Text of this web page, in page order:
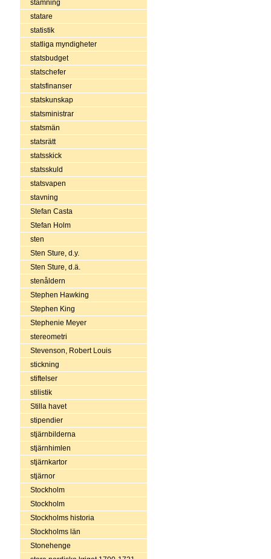
stamning
statare
statistik
statliga myndigheter
statsbudget
statschefer
statsfinanser
statskunskap
statsministrar
statsmän
statsrätt
statsskick
statsskuld
statsvapen
stavning
Stefan Casta
Stefan Holm
sten
Sten Sture, d.y.
Sten Sture, d.ä.
stenåldern
Stephen Hawking
Stephen King
Stephenie Meyer
stereometri
Stevenson, Robert Louis
stickning
stiftelser
stilistik
Stilla havet
stipendier
stjärnbilderna
stjärnhimlen
stjärnkartor
stjärnor
Stockholm
Stockholm
Stockholms historia
Stockholms län
Stonehenge